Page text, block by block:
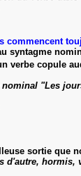
commencent
syntagme
verbe copule
nominal "Les
sortie que
d'autre, hormis,